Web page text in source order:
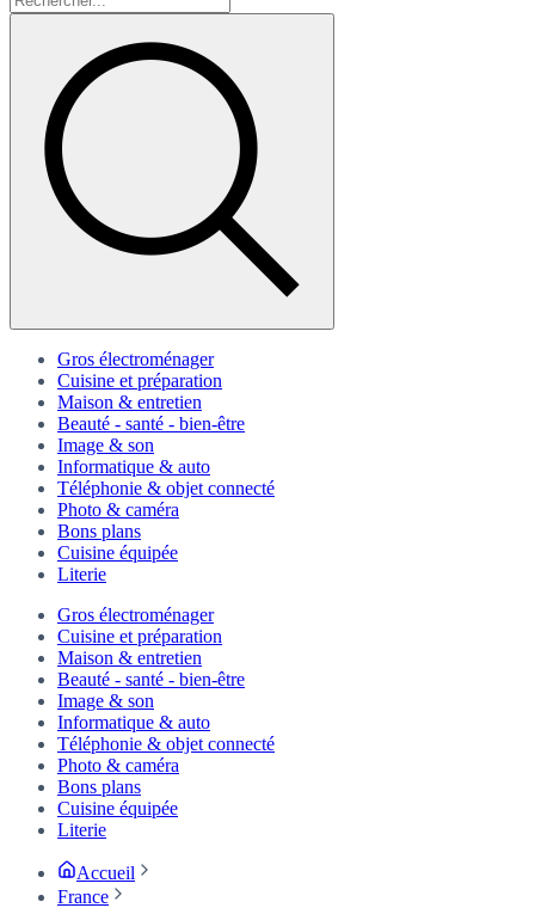
Gros électroménager
Cuisine et préparation
Maison & entretien
Beauté - santé - bien-être
Image & son
Informatique & auto
Téléphonie & objet connecté
Photo & caméra
Bons plans
Cuisine équipée
Literie
Gros électroménager
Cuisine et préparation
Maison & entretien
Beauté - santé - bien-être
Image & son
Informatique & auto
Téléphonie & objet connecté
Photo & caméra
Bons plans
Cuisine équipée
Literie
Accueil
France